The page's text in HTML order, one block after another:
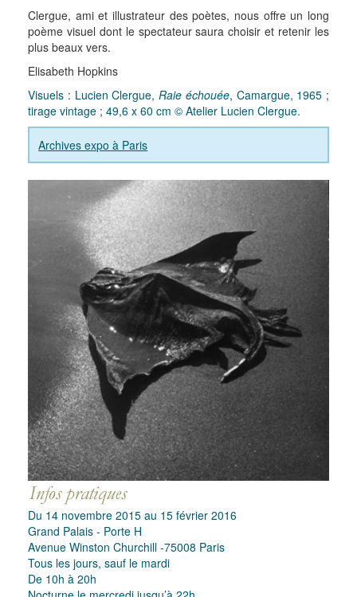
Clergue, ami et illustrateur des poètes, nous offre un long
poème visuel dont le spectateur saura choisir et retenir les
plus beaux vers.
Elisabeth Hopkins
Visuels : Lucien Clergue, Raie échouée, Camargue, 1965 ;
tirage vintage ; 49,6 x 60 cm © Atelier Lucien Clergue.
Archives expo à Paris
Du 14 novembre 2015 au 15 février 2016
Grand Palais - Porte H
Avenue Winston Churchill -75008 Paris
Tous les jours, sauf le mardi
De 10h à 20h